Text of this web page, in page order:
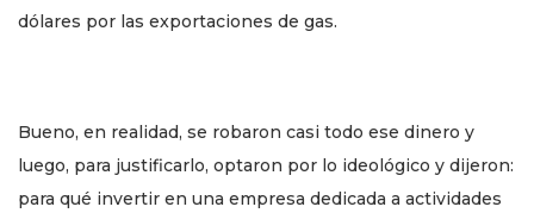
dólares por las exportaciones de gas.
Bueno, en realidad, se robaron casi todo ese dinero y
luego, para justificarlo, optaron por lo ideológico y dijeron:
para qué invertir en una empresa dedicada a actividades